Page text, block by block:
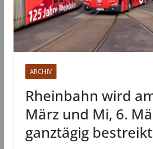
ARCHIV
Rheinbahn wird
März und Mi, 6.
ganztägig bestreikt